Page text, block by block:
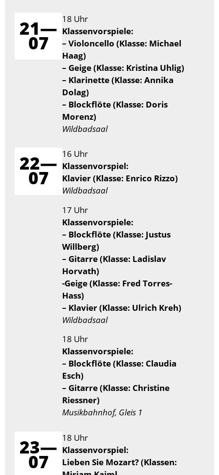
21—
07
18 Uhr
Klassenvorspiele:
– Violoncello (Klasse: Michael
Haag)
– Geige (Klasse: Kristina Uhlig)
– Klarinette (Klasse: Annika
Dolag)
– Blockflöte (Klasse: Doris
Morenz)
Wildbadsaal
22—
07
16 Uhr
Klassenvorspiel:
Klavier (Klasse: Enrico Rizzo)
Wildbadsaal
17 Uhr
Klassenvorspiele:
– Blockflöte (Klasse: Justus
Willberg)
– Gitarre (Klasse: Ladislav
Horvath)
-Geige (Klasse: Fred Torres-
Hass)
– Klavier (Klasse: Ulrich Kreh)
Wildbadsaal
18 Uhr
Klassenvorspiele:
– Blockflöte (Klasse: Claudia
Esch)
– Gitarre (Klasse: Christine
Riessner)
Musikbahnhof, Gleis 1
23—
07
18 Uhr
Klassenvorspiel:
Lieben Sie Mozart? (Klassen: